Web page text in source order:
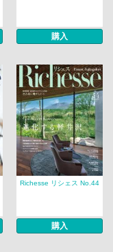
購入
Richesse リシェス No.44
購入